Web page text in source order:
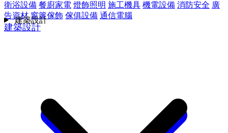
衛浴設備 餐廚家電 燈飾照明 施工機具 機電設備 消防安全 廣
告資材 窗簾傢飾 傢俱設備 通信電腦
建築設計
建築設計